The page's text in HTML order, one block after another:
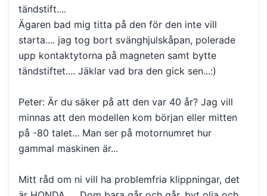
tändstift....
Ägaren bad mig titta på den för den inte vill
starta.... jag tog bort svänghjulskåpan, polerade
upp kontaktytorna på magneten samt bytte
tändstiftet.... Jäklar vad bra den gick sen...:)
Peter: Är du säker på att den var 40 år? Jag vill
minnas att den modellen kom början eller mitten
på -80 talet... Man ser på motornumret hur
gammal maskinen är...
Mitt råd om ni vill ha problemfria klippningar, det